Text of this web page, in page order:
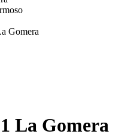
La Gomera